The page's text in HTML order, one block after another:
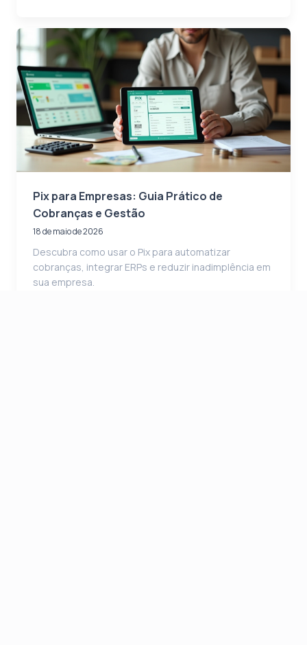
Pix para Empresas: Guia Prático de
Cobranças e Gestão
18 de maio de 2026
Descubra como usar o Pix para automatizar
cobranças, integrar ERPs e reduzir inadimplência em
sua empresa.